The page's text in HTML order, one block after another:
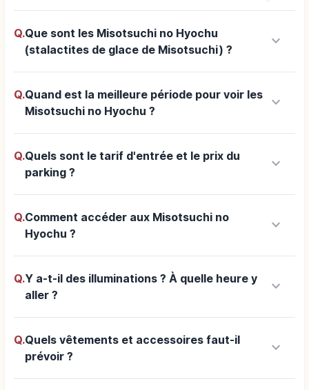
Q.Que sont les Misotsuchi no Hyochu
(stalactites de glace de Misotsuchi) ?
keyboard_arrow_down
Q.Quand est la meilleure période pour voir les
Misotsuchi no Hyochu ?
keyboard_arrow_down
Q.Quels sont le tarif d'entrée et le prix du
parking ?
keyboard_arrow_down
Q.Comment accéder aux Misotsuchi no
Hyochu ?
keyboard_arrow_down
Q.Y a-t-il des illuminations ? À quelle heure y
aller ?
keyboard_arrow_down
Q.Quels vêtements et accessoires faut-il
prévoir ?
keyboard_arrow_down